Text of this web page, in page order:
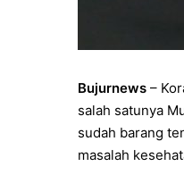
Bujurnews –
salah satunya
sudah barang
masalah